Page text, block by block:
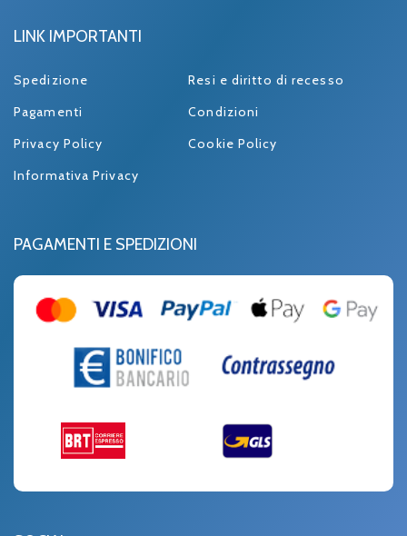
LINK IMPORTANTI
Spedizione
Resi e diritto di recesso
Pagamenti
Condizioni
Privacy Policy
Cookie Policy
Informativa Privacy
PAGAMENTI E SPEDIZIONI